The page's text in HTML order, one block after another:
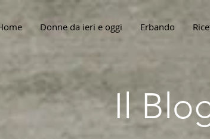
Donne da ieri e oggi Erbando
Il